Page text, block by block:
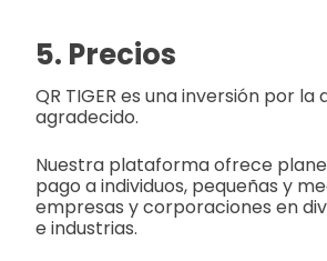
5. Precios
QR TIGER es una inversión por la
agradecido.
Nuestra plataforma ofrece
pago a individuos, pequeñas y
empresas y corporaciones en
e industrias.